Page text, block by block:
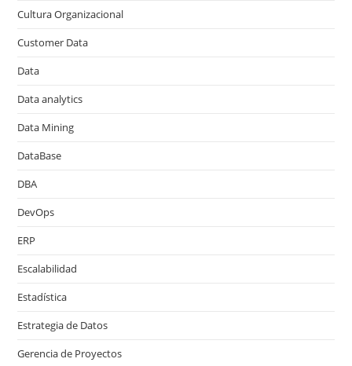
Cultura Organizacional
Customer Data
Data
Data analytics
Data Mining
DataBase
DBA
DevOps
ERP
Escalabilidad
Estadística
Estrategia de Datos
Gerencia de Proyectos